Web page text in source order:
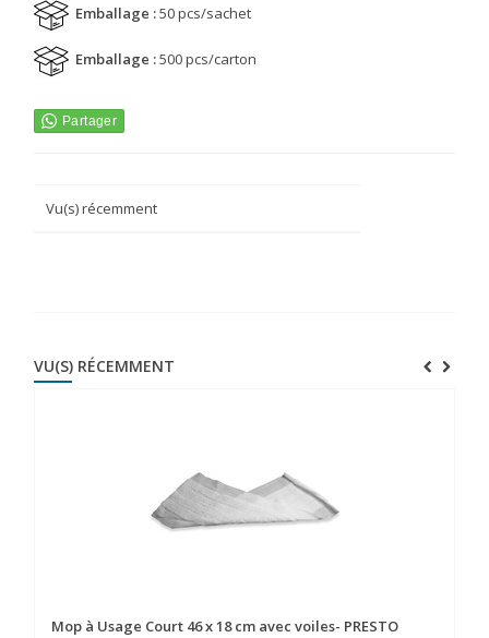
Emballage :50 pcs/sachet
Emballage :500 pcs/carton
Vu(s) récemment
VU(S) RÉCEMMENT
Mop à Usage Court 46 x 18 cm avec voiles- PRESTO